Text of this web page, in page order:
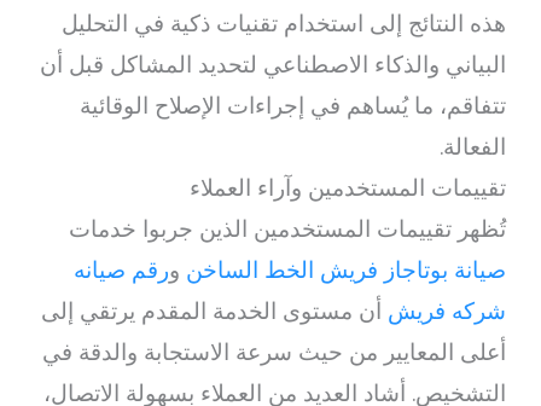
هذه النتائج إلى استخدام تقنيات ذكية في التحليل
البياني والذكاء الاصطناعي لتحديد المشاكل قبل أن
تتفاقم، ما يُساهم في إجراءات الإصلاح الوقائية
الفعالة.
تقييمات المستخدمين وآراء العملاء
تُظهر تقييمات المستخدمين الذين جربوا خدمات
صيانة بوتاجاز فريش الخط الساخن ورقم صيانه
شركه فريش أن مستوى الخدمة المقدم يرتقي إلى
أعلى المعايير من حيث سرعة الاستجابة والدقة في
التشخيص. أشاد العديد من العملاء بسهولة الاتصال،